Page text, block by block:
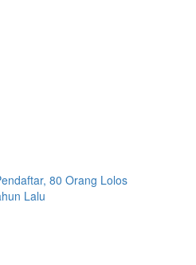
80 Orang Lolos
Lalu